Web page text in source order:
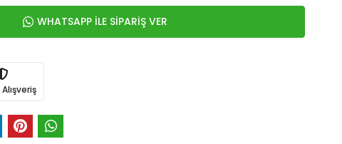
WHATSAPP İLE SİPARİŞ VER